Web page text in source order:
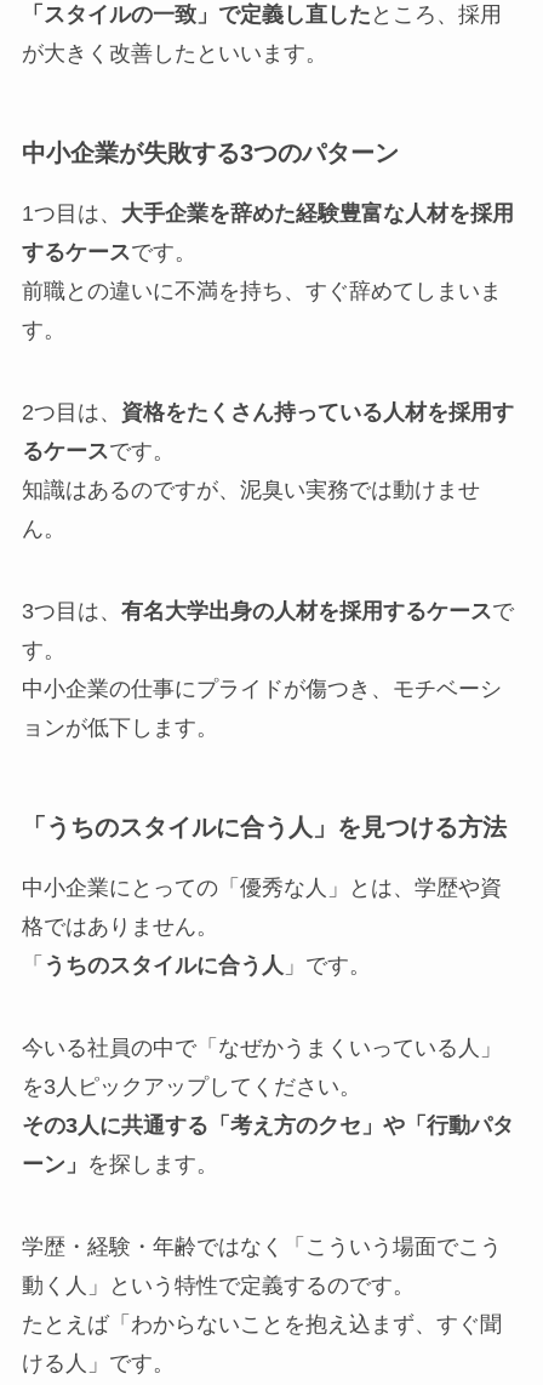
「スタイルの一致」で定義し直した ところ、採用
が大きく改善したといいます。
中小企業が失敗する3つのパターン
1つ目は、 大手企業を辞めた経験豊富な人材を採用
するケースです。
前職との違いに不満を持ち、すぐ辞めてしまいま
す。
2つ目は、 資格をたくさん持っている人材を採用す
るケースです。
知識はあるのですが、泥臭い実務では動けませ
ん。
3つ目は、 有名大学出身の人材を採用するケースで
す。
中小企業の仕事にプライドが傷つき、モチベーシ
ョンが低下します。
「うちのスタイルに合う人」を見つける方法
中小企業にとっての「優秀な人」とは、学歴や資
格ではありません。
「 うちのスタイルに合う人 」です。
今いる社員の中で「なぜかうまくいっている人」
を3人ピックアップしてください。
その3人に共通する「考え方のクセ」や「行動パタ
ーン」 を探します。
学歴・経験・年齢ではなく「こういう場面でこう
動く人」という特性で定義するのです。
たとえば「わからないことを抱え込まず、すぐ聞
ける人」です。